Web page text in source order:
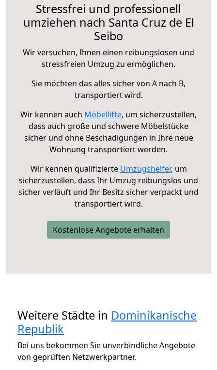
Stressfrei und professionell
umziehen nach Santa Cruz de El
Seibo
Wir versuchen, Ihnen einen reibungslosen und
stressfreien Umzug zu ermöglichen.
Sie möchten das alles sicher von A nach B,
transportiert wird.
Wir kennen auch Möbellifte, um sicherzustellen,
dass auch große und schwere Möbelstücke
sicher und ohne Beschädigungen in Ihre neue
Wohnung transportiert werden.
Wir kennen qualifizierte Umzugshelfer, um
sicherzustellen, dass Ihr Umzug reibungslos und
sicher verläuft und Ihr Besitz sicher verpackt und
transportiert wird.
Kostenlose Angebote erhalten
Weitere Städte in Dominikanische
Republik
Bei uns bekommen Sie unverbindliche Angebote
von geprüften Netzwerkpartner.